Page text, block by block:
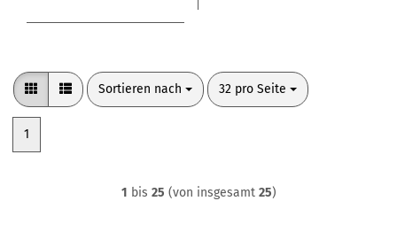
Sortieren nach
Sortieren nach 32 pro Seite
pro Seite
1
1 bis 25 (von insgesamt 25)